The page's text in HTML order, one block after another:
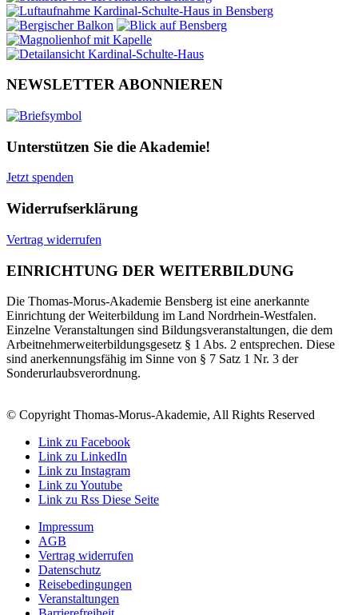
NEWSLETTER ABONNIEREN
Unterstützen Sie die Akademie!
Jetzt spenden
Widerrufserklärung
Vertrag widerrufen
EINRICHTUNG DER WEITERBILDUNG
Die Thomas-Morus-Akademie Bensberg ist eine anerkannte
Einrichtung der Weiterbildung im Land Nordrhein-Westfalen.
Einzelne Veranstaltungen sind Bildungsveranstaltungen, die dem
Arbeitnehmerweiterbildungsgesetz § 1 Abs. 2 entsprechen. Diese
sind anerkennungsfähig im Sinne von § 7 Satz 1 Nr. 3 der
Sonderurlaubsverordnung.
© Copyright Thomas-Morus-Akademie, All Rights Reserved
Link zu Facebook
Link zu LinkedIn
Link zu Instagram
Link zu Youtube
Link zu Rss Diese Seite
Impressum
AGB
Vertrag widerrufen
Datenschutz
Reisebedingungen
Veranstaltungen